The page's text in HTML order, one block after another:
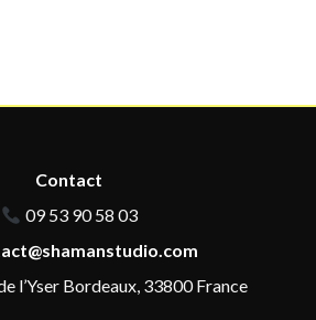
Contact
09 53 90 58 03
l’Yser Bordeaux, 33800 France